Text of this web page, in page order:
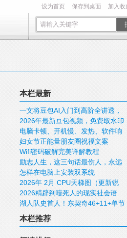
设为首页 保存到桌面 加入收
本栏最新
一文将豆包AI入门到高阶全讲透，
收藏待用
2026年最新豆包视频，免费取水印
方法实操指南
电脑卡顿、开机慢、发热、软件响
应迟钝怎么办？关闭这5个设置不
这些问题全可解决
妇女节正能量朋友圈祝福文案
2026三月八日女神节说说带非常漂
神节图片
Wifi密码破解完美详解教程
励志人生，这三句话最伤人，永远
不要说！
怎样在电脑上安装双系统
2026年 2月 CPU天梯图（更新锐
龙9 9950X3D）
2026精辟到噎死人的现实社会语
录，句句道尽人性
湖人队史首人！东契奇46+11+单节
20分拒逆转
本栏推荐